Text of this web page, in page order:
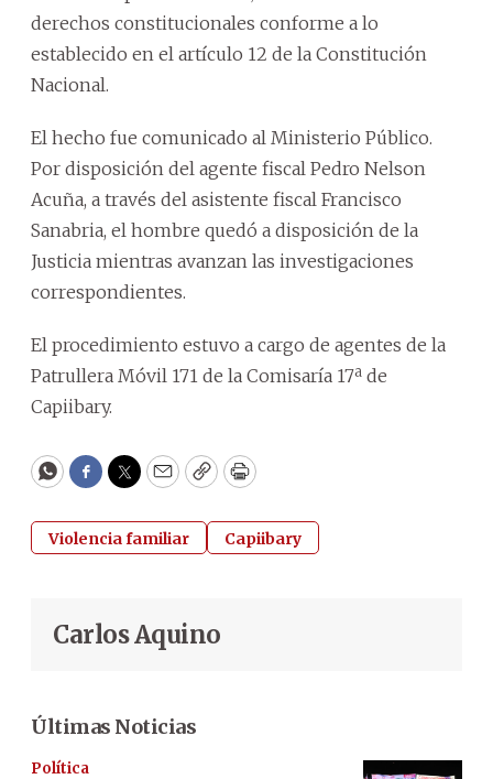
derechos constitucionales conforme a lo
establecido en el artículo 12 de la Constitución
Nacional.
El hecho fue comunicado al Ministerio Público.
Por disposición del agente fiscal Pedro Nelson
Acuña, a través del asistente fiscal Francisco
Sanabria, el hombre quedó a disposición de la
Justicia mientras avanzan las investigaciones
correspondientes.
El procedimiento estuvo a cargo de agentes de la
Patrullera Móvil 171 de la Comisaría 17ª de
Capiibary.
WhatsApp
Facebook
Twitter
EmailCopyPrint
Violencia familiar Capiibary
Carlos Aquino
Últimas Noticias
Política